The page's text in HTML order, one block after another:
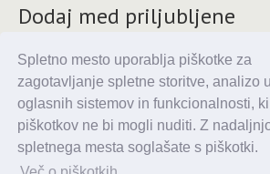
Spletno mesto uporablja piškotke za
zagotavljanje spletne storitve, analizo
oglasnih sistemov in funkcionalnosti,
piškotkov ne bi mogli nuditi. Z
spletnega mesta soglašate s piškotki.
Dodaj med priljubljene
prijaviti.